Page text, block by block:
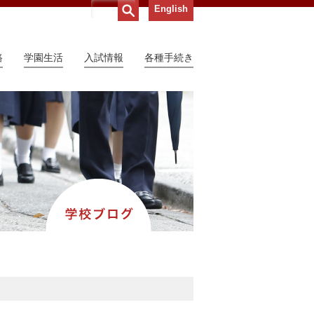
English
学園生活 入試情報 各種手続き